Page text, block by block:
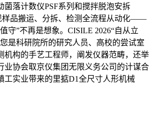
菌落计数仪PSF系列和搅拌脱泡安拆
样品搬运、分拆、检测全流程从动化——
守”不再是想象。CISILE 2026“自从立
是科研院所的研究人员、高校的尝试室
机构的手艺工程师，阐发仪器范畴，还举
业协会取京仪集团无限义务公司的计谋合
工实业带来的里掂D1全尺寸人形机械